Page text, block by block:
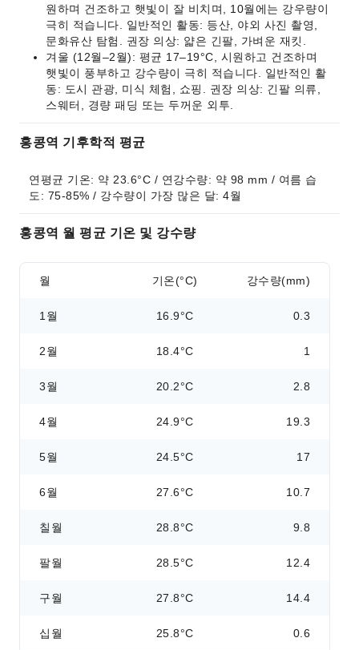
원하며 건조하고 햇빛이 잘 비치며, 10월에는 강우량이
극히 적습니다. 일반적인 활동: 등산, 야외 사진 촬영,
문화유산 탐험. 권장 의상: 얇은 긴팔, 가벼운 재킷.
겨울 (12월–2월): 평균 17–19°C, 시원하고 건조하며
햇빛이 풍부하고 강수량이 극히 적습니다. 일반적인 활
동: 도시 관광, 미식 체험, 쇼핑. 권장 의상: 긴팔 의류,
스웨터, 경량 패딩 또는 두꺼운 외투.
홍콩역 기후학적 평균
연평균 기온: 약 23.6°C / 연강수량: 약 98 mm / 여름 습
도: 75-85% / 강수량이 가장 많은 달: 4월
홍콩역 월 평균 기온 및 강수량
월 기온(°C) 강수량(mm)
1월 16.9°C 0.3
2월 18.4°C 1
3월 20.2°C 2.8
4월 24.9°C 19.3
5월 24.5°C 17
6월 27.6°C 10.7
칠월 28.8°C 9.8
팔월 28.5°C 12.4
구월 27.8°C 14.4
십월 25.8°C 0.6